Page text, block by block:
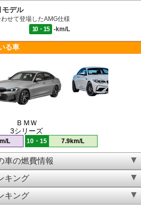
モデル
せて登場したAMG仕様
10・15 -km/L
る車
ＢＭＷ
3シリーズ
L 10・15 7.9km/L
車の燃費情報
キング
キング